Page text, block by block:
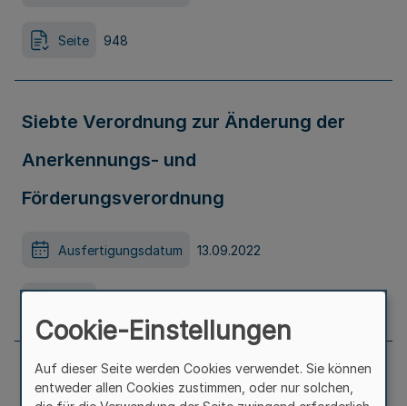
Seite 948
Siebte Verordnung zur Änderung der
Anerkennungs- und
Förderungsverordnung
Ausfertigungsdatum 13.09.2022
Genehmigung der 41. Änderung des
Cookie-Einstellungen
Auf dieser Seite werden Cookies verwendet. Sie können
entweder allen Cookies zustimmen, oder nur solchen,